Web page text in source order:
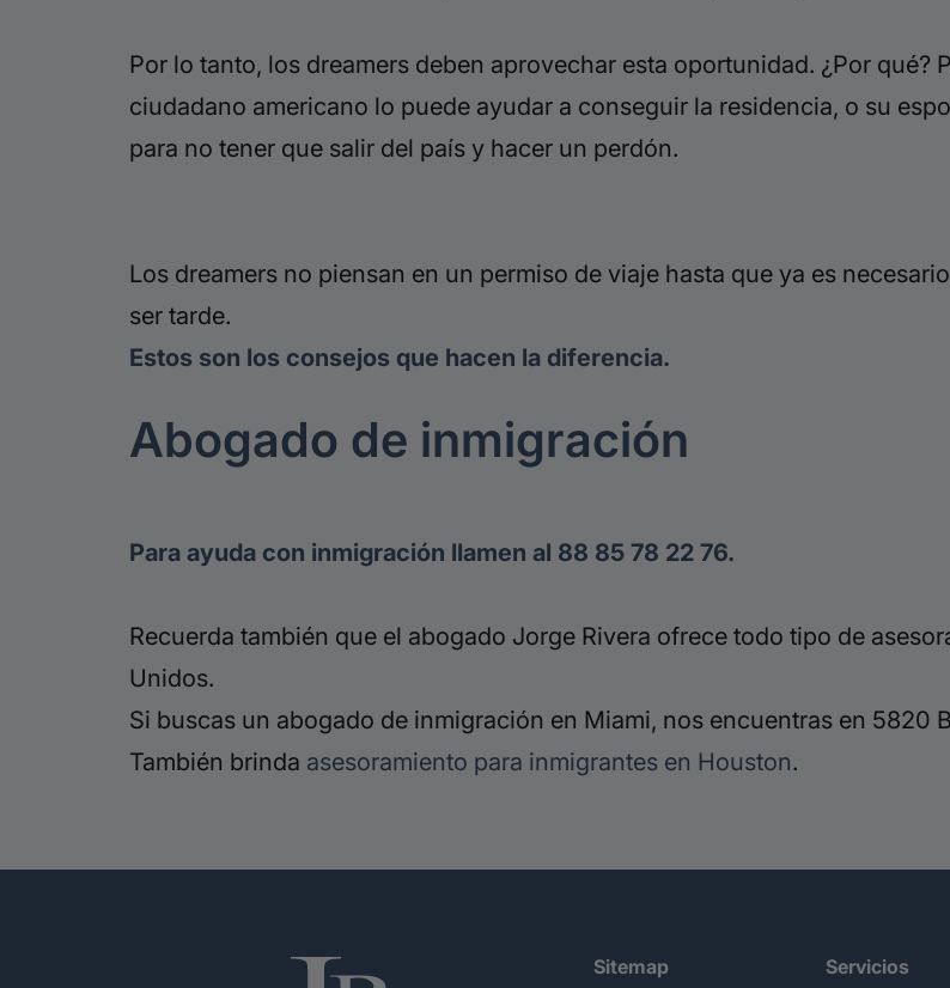
Por lo tanto, los dreamers deben aprovechar esta oportunidad. ¿Por qué?
ciudadano americano lo puede ayudar a conseguir la residencia, o su
para no tener que salir del país y hacer un perdón.
Los dreamers no piensan en un permiso de viaje hasta que ya es
ser tarde.
Estos son los consejos que hacen la diferencia.
Abogado de inmigración
Para ayuda con inmigración llamen al 88 85 78 22 76.
Recuerda también que el abogado Jorge Rivera ofrece todo tipo de
Unidos.
Si buscas un abogado de inmigración en Miami, nos encuentras en 5820
También brinda asesoramiento para inmigrantes en Houston.
Sitemap Servicios